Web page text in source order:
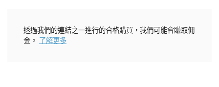
透過我們的連結之一進行的合格購買，我們可能會賺取佣
金。
了解更多